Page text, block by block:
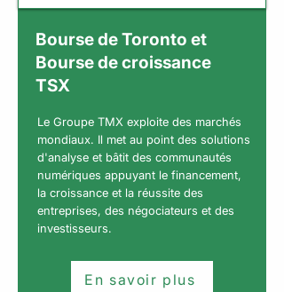
Bourse de Toronto et
Bourse de croissance
TSX
Le Groupe TMX exploite des marchés
mondiaux. Il met au point des solutions
d'analyse et bâtit des communautés
numériques appuyant le financement,
la croissance et la réussite des
entreprises, des négociateurs et des
investisseurs.
En savoir plus